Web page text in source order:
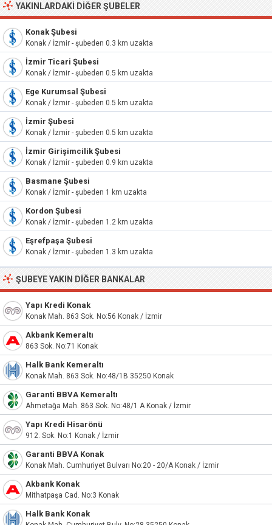
YAKINLARDAKI DIĞER ŞUBELER
Konak Şubesi
Konak / İzmir - şubeden 0.3 km uzakta
İzmir Ticari Şubesi
Konak / İzmir - şubeden 0.5 km uzakta
Ege Kurumsal Şubesi
Konak / İzmir - şubeden 0.5 km uzakta
İzmir Şubesi
Konak / İzmir - şubeden 0.5 km uzakta
İzmir Girişimcilik Şubesi
Konak / İzmir - şubeden 0.9 km uzakta
Basmane Şubesi
Konak / İzmir - şubeden 1 km uzakta
Kordon Şubesi
Konak / İzmir - şubeden 1.2 km uzakta
Eşrefpaşa Şubesi
Konak / İzmir - şubeden 1.3 km uzakta
ŞUBEYE YAKIN DIĞER BANKALAR
Yapı Kredi Konak
Konak Mah. 863 Sok. No:56 Konak / İzmir
Akbank Kemeraltı
863 Sok. No:71 Konak
Halk Bank Kemeraltı
Konak Mah. 863 Sok. No:48/1B 35250 Konak
Garanti BBVA Kemeraltı
Ahmetağa Mah. 863 Sok. No:48/1 A Konak / İzmir
Yapı Kredi Hisarönü
912. Sok. No:1 Konak / İzmir
Garanti BBVA Konak
Konak Mah. Cumhuriyet Bulvarı No:20 - 20/A Konak / İzmir
Akbank Konak
Mithatpaşa Cad. No:3 Konak
Halk Bank Konak